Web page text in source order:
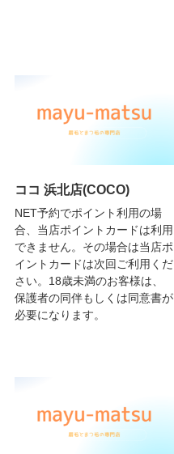
ココ 浜北店(COCO)
NET予約でポイント利用の場
合、当店ポイントカードは利用
できません。その場合は当店ポ
イントカードは次回ご利用くだ
さい。18歳未満のお客様は、
保護者の同伴もしくは同意書が
必要になります。